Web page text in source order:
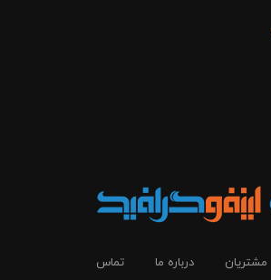
مشتریان درباره ما تماس